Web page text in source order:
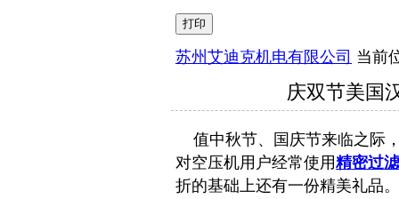
苏州艾迪克机电有限公司 当前
庆双节美国
值中秋节、国庆节来临之际
对空压机用户经常使用精密过
折的基础上还有一份精美礼品